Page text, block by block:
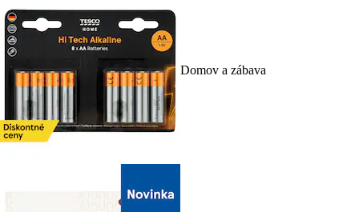
Domov a zábava